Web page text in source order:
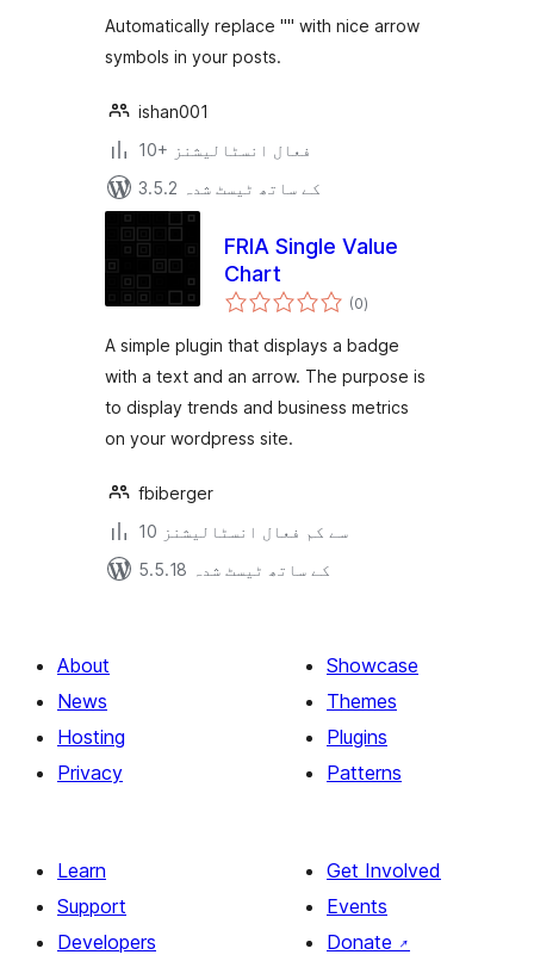
Automatically replace "" with nice arrow
symbols in your posts.
ishan001
10+ فعال انسٹالیشنز
3.5.2 کے ساتھ ٹیسٹ شدہ
FRIA Single Value
Chart
(0مجموعی
درجہ
)
A simple plugin that displays a badge
with a text and an arrow. The purpose is
to display trends and business metrics
on your wordpress site.
fbiberger
10 سے کم فعال انسٹالیشنز
5.5.18 کے ساتھ ٹیسٹ شدہ
About
News
Hosting
Privacy
Showcase
Themes
Plugins
Patterns
Learn
Support
Developers
Get Involved
Events
Donate ↗